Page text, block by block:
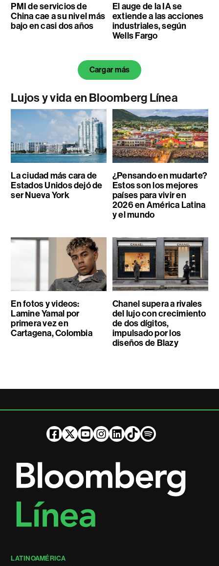
PMI de servicios de
China cae a su nivel más
bajo en casi dos años
El auge de la IA se
extiende a las acciones
industriales, según
Wells Fargo
Cargar más
Lujos y vida en Bloomberg Línea
La ciudad más cara de
Estados Unidos dejó de
ser Nueva York
¿Pensando en mudarte?
Estos son los mejores
países para vivir en
2026 en América Latina
y el mundo
En fotos y videos:
Lamine Yamal por
primera vez en
Cartagena, Colombia
Chanel supera a rivales
del lujo con crecimiento
de dos dígitos,
impulsado por los
diseños de Blazy
LATINOAMÉRICA